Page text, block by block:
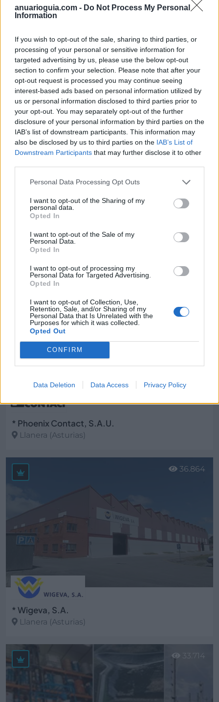
anuarioguia.com - Do Not Process My Personal
Information
If you wish to opt-out of the sale, sharing to third parties, or
processing of your personal or sensitive information for
targeted advertising by us, please use the below opt-out
section to confirm your selection. Please note that after your
opt-out request is processed you may continue seeing
interest-based ads based on personal information utilized by
us or personal information disclosed to third parties prior to
your opt-out. You may separately opt-out of the further
disclosure of your personal information by third parties on the
IAB’s list of downstream participants. This information may
also be disclosed by us to third parties on the IAB’s List of
Downstream Participants that may further disclose it to other
Personal Data Processing Opt Outs
I want to opt-out of the Sharing of my
personal data.
Opted In
I want to opt-out of the Sale of my
Personal Data.
Opted In
I want to opt-out of processing my
Personal Data for Targeted Advertising.
Opted In
I want to opt-out of Collection, Use,
Retention, Sale, and/or Sharing of my
Personal Data that Is Unrelated with the
Purposes for which it was collected.
Opted Out
CONFIRM
Data Deletion Data Access Privacy Policy
* Caparmasa Siglo XXI, S.L.
Cayes (Asturias)
Ver más
Cayés (Asturias)
Ver más
26.948
* Phoenix Contact, S.A.U.
Llanera (Asturias)
Ver más
* Wigeva, S.A.
Llanera (Asturias)
Ver más
36.864
33.714